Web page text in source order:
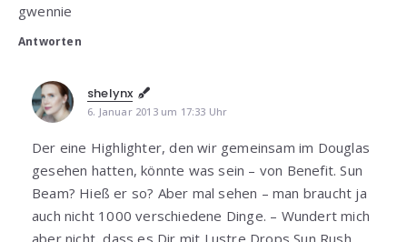
gwennie
Antworten
shelynx
6. Januar 2013 um 17:33 Uhr
Der eine Highlighter, den wir gemeinsam im Douglas
gesehen hatten, könnte was sein – von Benefit. Sun
Beam? Hieß er so? Aber mal sehen – man braucht ja
auch nicht 1000 verschiedene Dinge. – Wundert mich
aber nicht, dass es Dir mit Lustre Drops Sun Rush